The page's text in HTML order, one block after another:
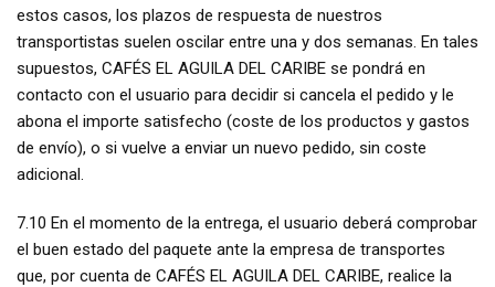
estos casos, los plazos de respuesta de nuestros
transportistas suelen oscilar entre una y dos semanas. En tales
supuestos, CAFÉS EL AGUILA DEL CARIBE se pondrá en
contacto con el usuario para decidir si cancela el pedido y le
abona el importe satisfecho (coste de los productos y gastos
de envío), o si vuelve a enviar un nuevo pedido, sin coste
adicional.
7.10 En el momento de la entrega, el usuario deberá comprobar
el buen estado del paquete ante la empresa de transportes
que, por cuenta de CAFÉS EL AGUILA DEL CARIBE, realice la